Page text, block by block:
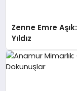
Zenne Emre
Yıldız